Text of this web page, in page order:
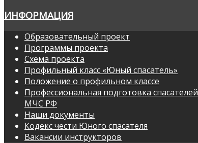
ИНФОРМАЦИЯ
Образовательный проект
Программы проекта
Схема проекта
Профильный класс «Юный спасатель»
Положение о профильном классе
Профессиональная подготовка спасателей
МЧС РФ
Наши документы
Кодекс чести Юного спасателя
Вакансии инструкторов